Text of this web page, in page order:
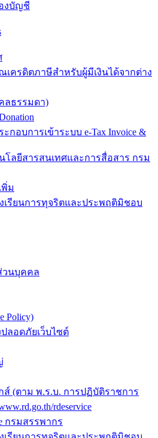
งบัญชี
เครดิตภาษีสำหรับผู้มีเงินได้จากต่าง
ลธรรมดา)
กอบการเข้าระบบ e-Tax Invoice &
โลยีสารสนเทศและการสื่อสาร กรม
พิ่ม
เรียนการทุจริตและประพฤติมิชอบ
วนบุคคล
Policy)
ลอดภัยเว็บไซต์
ส์ (ตาม พ.ร.บ. การปฏิบัติราชการ
rdeservice
กรมสรรพากร